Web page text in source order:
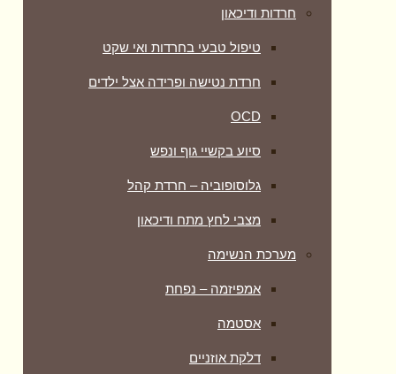
חרדות ודיכאון
טיפול טבעי בחרדות ואי שקט
חרדת נטישה ופרידה אצל ילדים
OCD
סיוע בקשיי גוף ונפש
גלוסופוביה – חרדת קהל
מצבי לחץ מתח ודיכאון
מערכת הנשימה
אמפיזמה – נפחת
אסטמה
דלקת אוזניים